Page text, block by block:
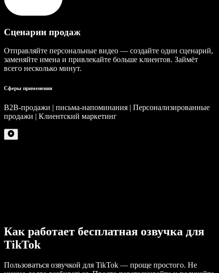
Сценарии продаж
Отправляйте персональные видео — создайте один сценарий,
заменяйте имена и привлекайте больше клиентов. Займёт
всего несколько минут.
Сферы применения
B2B-продажи | письма-напоминания | Персонализированные
продажи | Клиентский маркетинг
Как работает бесплатная озвучка для
TikTok
Пользоваться озвучкой для TikTok — проще простого. Не